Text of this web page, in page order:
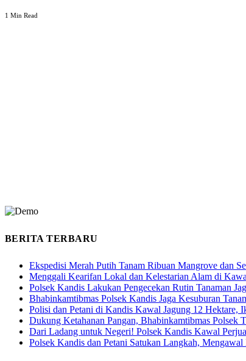
1 Min Read
BERITA TERBARU
Ekspedisi Merah Putih Tanam Ribuan Mangrove dan
Menggali Kearifan Lokal dan Kelestarian Alam di
Polsek Kandis Lakukan Pengecekan Rutin Tanaman
Bhabinkamtibmas Polsek Kandis Jaga Kesuburan
Polisi dan Petani di Kandis Kawal Jagung 12 Hektare,
Dukung Ketahanan Pangan, Bhabinkamtibmas Polsek
Dari Ladang untuk Negeri! Polsek Kandis Kawal
Polsek Kandis dan Petani Satukan Langkah,